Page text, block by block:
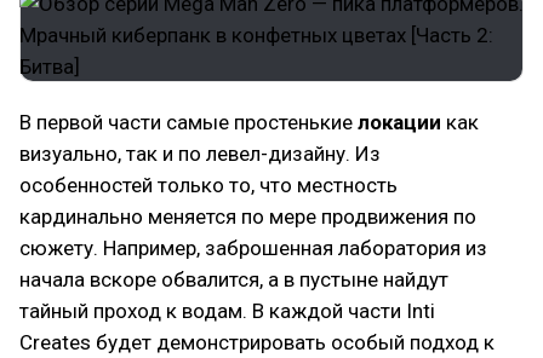
В первой части самые простенькие локации как
визуально, так и по левел-дизайну. Из
особенностей только то, что местность
кардинально меняется по мере продвижения по
сюжету. Например, заброшенная лаборатория из
начала вскоре обвалится, а в пустыне найдут
тайный проход к водам. В каждой части Inti
Creates будет демонстрировать особый подход к